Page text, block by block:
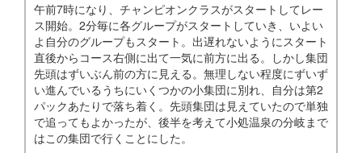
午前7時になり、チャンピオンクラスがスタートしてレー
ス開始。2分毎に各グループがスタートしていき、いよい
よ自分のグループもスタート。出遅れないようにスタート
直後からコース右側に出て一気に前方に出る。しかし集団
先頭はずいぶん前の方に見える。無理しない程度にずいず
い進んでいるうちにいくつかの小集団に別れ、自分は第2
パックあたりで落ち着く。先頭集団は見えていたので単独
で追ってもよかったが、後半を考えて小処温泉の分岐まで
はこの集団で行くことにした。